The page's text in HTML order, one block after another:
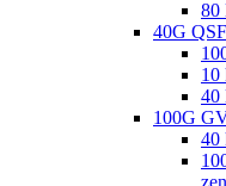
80
40G
10
40
100G
40